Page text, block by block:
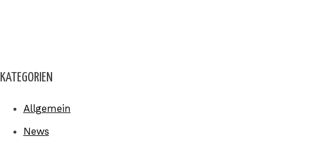
KATEGORIEN
Allgemein
News